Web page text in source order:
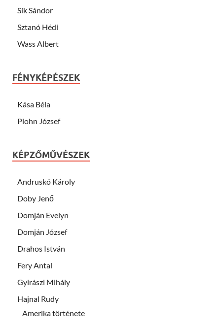
Sík Sándor
Sztanó Hédi
Wass Albert
FÉNYKÉPÉSZEK
Kása Béla
Plohn József
KÉPZŐMŰVÉSZEK
Andruskó Károly
Doby Jenő
Domján Evelyn
Domján József
Drahos István
Fery Antal
Gyirászi Mihály
Hajnal Rudy
Amerika története